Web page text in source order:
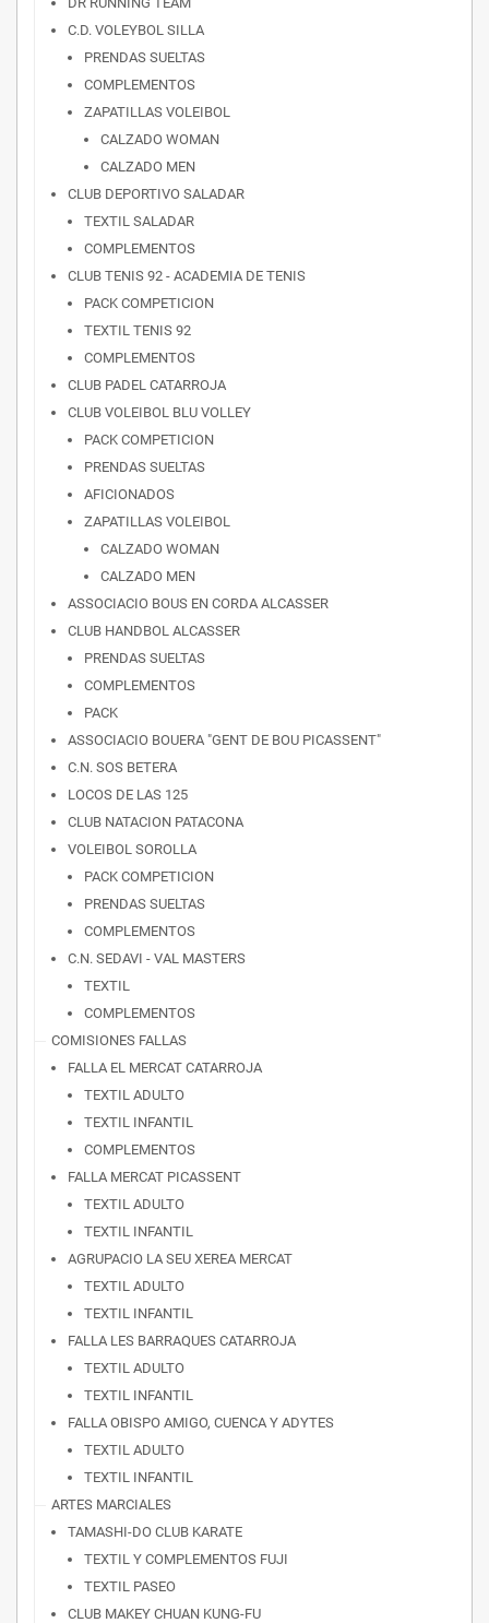
C.D. VOLEYBOL SILLA
PRENDAS SUELTAS
COMPLEMENTOS
ZAPATILLAS VOLEIBOL
CALZADO WOMAN
CALZADO MEN
CLUB DEPORTIVO SALADAR
TEXTIL SALADAR
COMPLEMENTOS
CLUB TENIS 92 - ACADEMIA DE TENIS
PACK COMPETICION
TEXTIL TENIS 92
COMPLEMENTOS
CLUB PADEL CATARROJA
CLUB VOLEIBOL BLU VOLLEY
PACK COMPETICION
PRENDAS SUELTAS
AFICIONADOS
ZAPATILLAS VOLEIBOL
CALZADO WOMAN
CALZADO MEN
ASSOCIACIO BOUS EN CORDA ALCASSER
CLUB HANDBOL ALCASSER
PRENDAS SUELTAS
COMPLEMENTOS
PACK
ASSOCIACIO BOUERA "GENT DE BOU PICASSENT"
C.N. SOS BETERA
LOCOS DE LAS 125
CLUB NATACION PATACONA
VOLEIBOL SOROLLA
PACK COMPETICION
PRENDAS SUELTAS
COMPLEMENTOS
C.N. SEDAVI - VAL MASTERS
TEXTIL
COMPLEMENTOS
COMISIONES FALLAS
FALLA EL MERCAT CATARROJA
TEXTIL ADULTO
TEXTIL INFANTIL
COMPLEMENTOS
FALLA MERCAT PICASSENT
TEXTIL ADULTO
TEXTIL INFANTIL
AGRUPACIO LA SEU XEREA MERCAT
TEXTIL ADULTO
TEXTIL INFANTIL
FALLA LES BARRAQUES CATARROJA
TEXTIL ADULTO
TEXTIL INFANTIL
FALLA OBISPO AMIGO, CUENCA Y ADYTES
TEXTIL ADULTO
TEXTIL INFANTIL
ARTES MARCIALES
TAMASHI-DO CLUB KARATE
TEXTIL Y COMPLEMENTOS FUJI
TEXTIL PASEO
CLUB MAKEY CHUAN KUNG-FU